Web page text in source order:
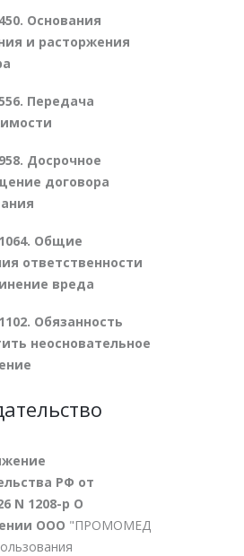
Основания
и расторжения
Передача
Досрочное
договора
Общие
ответственности
вреда
Обязанность
неосновательное
РФ от
N 1208-р О
ООО "ПРОМОМЕД